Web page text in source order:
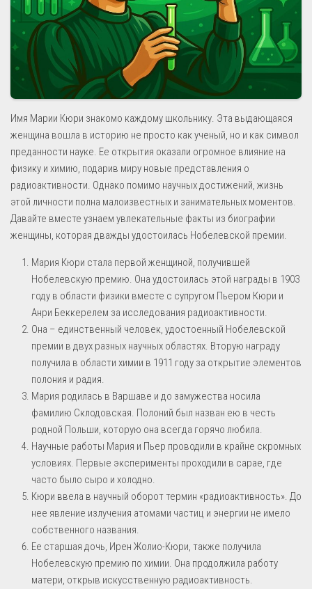
Имя Марии Кюри знакомо каждому школьнику. Эта выдающаяся
женщина вошла в историю не просто как ученый, но и как символ
преданности науке. Ее открытия оказали огромное влияние на
физику и химию, подарив миру новые представления о
радиоактивности. Однако помимо научных достижений, жизнь
этой личности полна малоизвестных и занимательных моментов.
Давайте вместе узнаем увлекательные факты из биографии
женщины, которая дважды удостоилась Нобелевской премии.
Мария Кюри стала первой женщиной, получившей
Нобелевскую премию. Она удостоилась этой награды в 1903
году в области физики вместе с супругом Пьером Кюри и
Анри Беккерелем за исследования радиоактивности.
Она – единственный человек, удостоенный Нобелевской
премии в двух разных научных областях. Вторую награду
получила в области химии в 1911 году за открытие элементов
полония и радия.
Мария родилась в Варшаве и до замужества носила
фамилию Склодовская. Полоний был назван ею в честь
родной Польши, которую она всегда горячо любила.
Научные работы Мария и Пьер проводили в крайне скромных
условиях. Первые эксперименты проходили в сарае, где
часто было сыро и холодно.
Кюри ввела в научный оборот термин «радиоактивность». До
нее явление излучения атомами частиц и энергии не имело
собственного названия.
Ее старшая дочь, Ирен Жолио-Кюри, также получила
Нобелевскую премию по химии. Она продолжила работу
матери, открыв искусственную радиоактивность.